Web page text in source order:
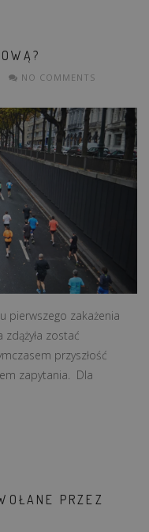
NO COMMENTS
pierwszego zakażenia
zostać
przyszłość
zapytania. Dla
PRZEZ